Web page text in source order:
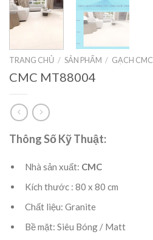
TRANG CHỦ / SẢN PHẨM / GẠCH CMC
CMC MT88004
Thông Số Kỹ Thuật:
Nhà sản xuất: CMC
Kích thước : 80 x 80 cm
Chất liệu: Granite
Bề mặt: Siêu Bóng / Matt